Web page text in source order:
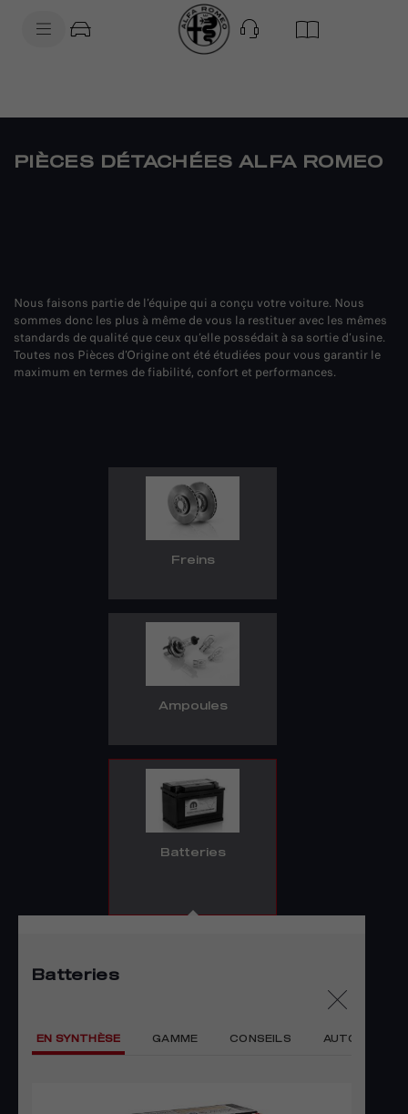
PIÈCES DÉTACHÉES ALFA ROMEO
Nous faisons partie de l’équipe qui a conçu votre voiture. Nous
sommes donc les plus à même de vous la restituer avec les mêmes
standards de qualité que ceux qu’elle possédait à sa sortie d’usine.
Toutes nos Pièces d’Origine ont été étudiées pour vous garantir le
maximum en termes de fiabilité, confort et performances.
Freins
Ampoules
Batteries
Batteries
EN SYNTHÈSE GAMME CONSEILS